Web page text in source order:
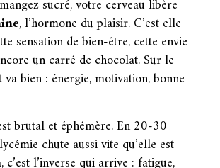
sucré, votre cerveau libère
, l’hormone du plaisir. C’est elle
sensation de bien-être, cette envie
un carré de chocolat. Sur le
bien : énergie, motivation, bonne
brutal et éphémère. En 20-30
chute aussi vite qu’elle est
c’est l’inverse qui arrive : fatigue,